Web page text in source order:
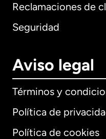
Reclamaciones de
Seguridad
Aviso legal
Términos y
Política de
Política de cookies